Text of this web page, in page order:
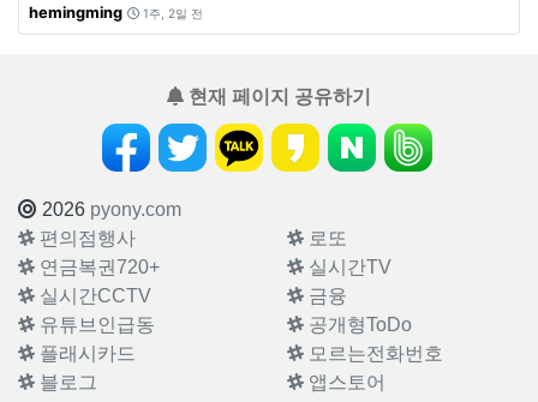
hemingming
1주, 2일 전
현재 페이지 공유하기
2026 pyony.com
편의점행사
로또
연금복권720+
실시간TV
실시간CCTV
금융
유튜브인급동
공개형ToDo
플래시카드
모르는전화번호
블로그
앱스토어